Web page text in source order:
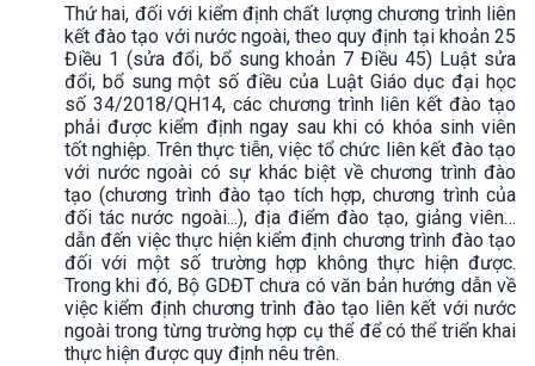
Thứ hai, đối với kiểm định chất lượng chương trình liên
kết đào tạo với nước ngoài, theo quy định tại khoản 25
Điều 1 (sửa đổi, bổ sung khoản 7 Điều 45) Luật sửa
đổi, bổ sung một số điều của Luật Giáo dục đại học
số 34/2018/QH14, các chương trình liên kết đào tạo
phải được kiểm định ngay sau khi có khóa sinh viên
tốt nghiệp. Trên thực tiễn, việc tổ chức liên kết đào tạo
với nước ngoài có sự khác biệt về chương trình đào
tạo (chương trình đào tạo tích hợp, chương trình của
đối tác nước ngoài...), địa điểm đào tạo, giảng viên…
dẫn đến việc thực hiện kiểm định chương trình đào tạo
đối với một số trường hợp không thực hiện được.
Trong khi đó, Bộ GDĐT chưa có văn bản hướng dẫn về
việc kiểm định chương trình đào tạo liên kết với nước
ngoài trong từng trường hợp cụ thể để có thể triển khai
thực hiện được quy định nêu trên.